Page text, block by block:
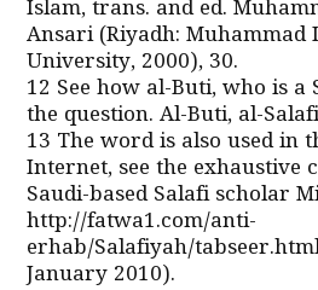
Islam, trans. and ed.
Ansari (Riyadh: Muhammad
University, 2000), 30.
12 See how al-Buti, who is a
the question. Al-Buti, al-
13 The word is also used in
Internet, see the exhaustive
Saudi-based Salafi scholar
http://fatwa1.com/anti-
erhab/Salafiyah/tabseer.html
January 2010).